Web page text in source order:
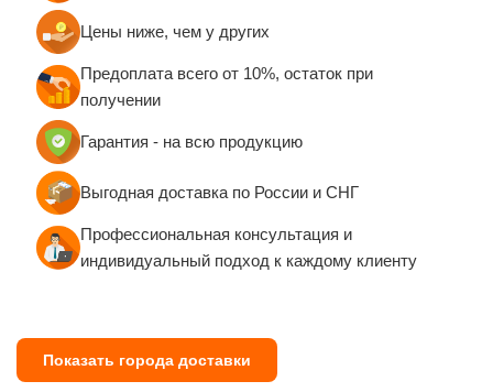
Цены ниже, чем у других
Предоплата всего от 10%, остаток при
получении
Гарантия - на всю продукцию
Выгодная доставка по России и СНГ
Профессиональная консультация и
индивидуальный подход к каждому клиенту
Показать города доставки